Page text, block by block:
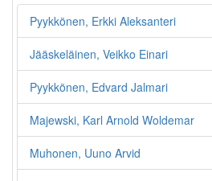
Pyykkönen, Erkki Aleksanteri
Jääskeläinen, Veikko Einari
Pyykkönen, Edvard Jalmari
Majewski, Karl Arnold Woldemar
Muhonen, Uuno Arvid